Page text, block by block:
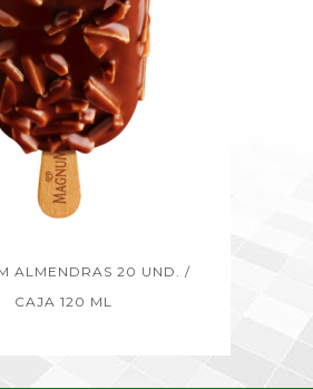
ALMENDRAS 20 UND. /
CAJA 120 ML